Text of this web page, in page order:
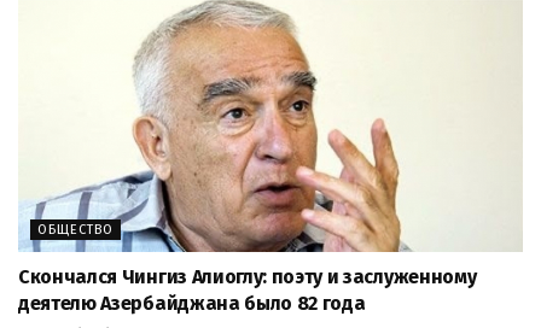
ОБЩЕСТВО
Скончался Чингиз Алиоглу: поэту и заслуженному
деятелю Азербайджана было 82 года